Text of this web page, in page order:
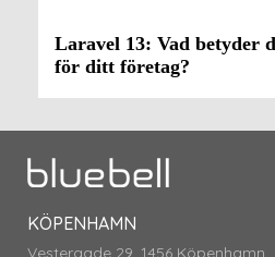
Laravel 13: Vad betyder
för ditt företag?
KÖPENHAMN
Vestergade 29, 1456 Köpenhamn